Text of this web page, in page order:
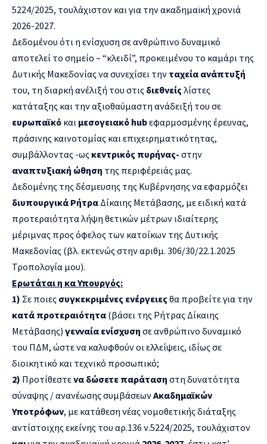
5224/2025, τουλάχιστον και για την ακαδημαϊκή χρονιά
2026-2027.
Δεδομένου ότι η ενίσχυση σε ανθρώπινο δυναμικό
αποτελεί το σημείο – “κλειδί”, προκειμένου το καμάρι της
Δυτικής Μακεδονίας να συνεχίσει την ταχεία ανάπτυξή
του, τη διαρκή ανέλιξή του στις διεθνείς λίστες
κατάταξης και την αξιοθαύμαστη ανάδειξή του σε
ευρωπαϊκό και μεσογειακό hubεφαρμοσμένης έρευνας,
πράσινης καινοτομίας και επιχειρηματικότητας,
συμβάλλοντας -ωςκεντρικός πυρήνας- στην
αναπτυξιακή ώθηση της περιφέρειάς μας.
Δεδομένης της δέσμευσης της Κυβέρνησης να εφαρμόζει
διυπουργικά Ρήτρα Δίκαιης Μετάβασης, με ειδική κατά
προτεραιότητα λήψη θετικών μέτρων ιδιαίτερης
μέριμνας προς όφελος των κατοίκων της Δυτικής
Μακεδονίας (βλ. εκτενώς στην αριθμ. 306/30/22.1.2025
Τροπολογία μου).
Ερωτάται η κα Υπουργός:
1) Σε ποιες συγκεκριμένες ενέργειες θα προβείτε για την
κατά προτεραιότητα (βάσει της Ρήτρας Δίκαιης
Μετάβασης) γενναία ενίσχυση σε ανθρώπινο δυναμικό
του ΠΔΜ, ώστε να καλυφθούν οι ελλείψεις, ιδίως σε
διοικητικό και τεχνικό προσωπικό;
2) Προτίθεστενα δώσετε παράταση στη δυνατότητα
σύναψης / ανανέωσης συμβάσεωνΑκαδημαϊκών
Υποτρόφων, με κατάθεση νέας νομοθετικής διάταξης
αντίστοιχης εκείνης του αρ.136 ν.5224/2025, τουλάχιστον